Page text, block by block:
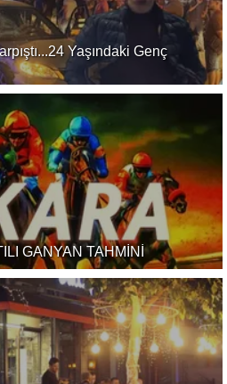
Yaşındaki Genç
GANYAN TAHMİNİ